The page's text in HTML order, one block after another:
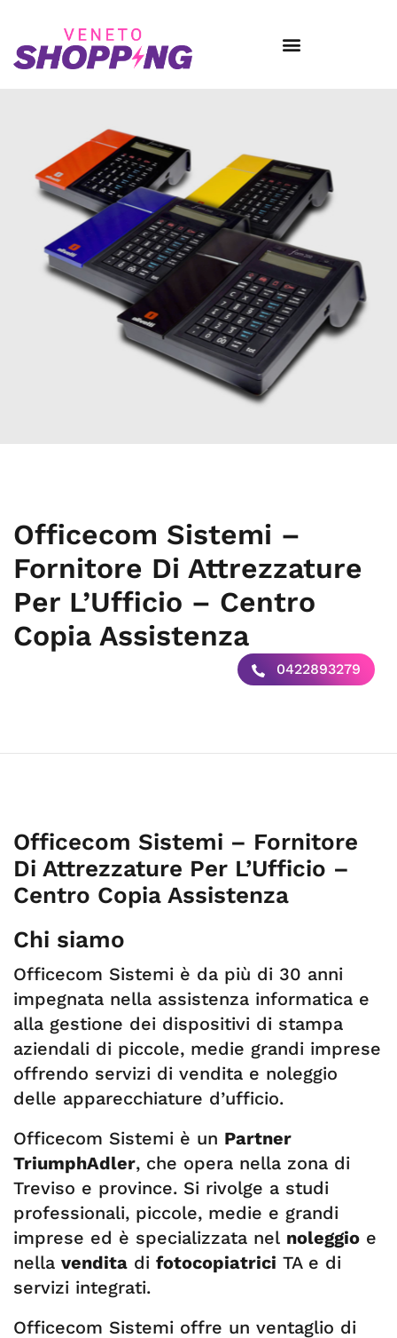
Officecom Sistemi –
Fornitore Di Attrezzature
Per L’Ufficio – Centro
Copia Assistenza
0422893279
Officecom Sistemi – Fornitore
Di Attrezzature Per L’Ufficio –
Centro Copia Assistenza
Chi siamo
Officecom Sistemi è da più di 30 anni
impegnata nella assistenza informatica e
alla gestione dei dispositivi di stampa
aziendali di piccole, medie grandi imprese
offrendo servizi di vendita e noleggio
delle apparecchiature d’ufficio.
Officecom Sistemi è un Partner
TriumphAdler, che opera nella zona di
Treviso e province. Si rivolge a studi
professionali, piccole, medie e grandi
imprese ed è specializzata nel noleggio e
nella vendita di fotocopiatrici TA e di
servizi integrati.
Officecom Sistemi offre un ventaglio di